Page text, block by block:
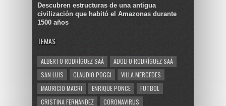
Descubren estructuras de una antigua
civilización que habitó el Amazonas durante
1500 años
TEMAS
ALBERTO RODRÍGUEZ SAÁ
ADOLFO RODRÍGUEZ SAÁ
SAN LUIS
CLAUDIO POGGI
VILLA MERCEDES
MAURICIO MACRI
ENRIQUE PONCE
FUTBOL
CRISTINA FERNÁNDEZ
CORONAVIRUS